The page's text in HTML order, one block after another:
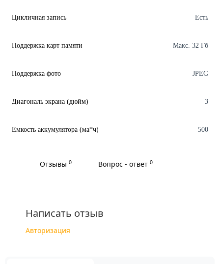
Цикличная запись Есть
Поддержка карт памяти Макс. 32 Гб
Поддержка фото JPEG
Диагональ экрана (дюйм) 3
Емкость аккумулятора (ма*ч) 500
Отзывы 0 Вопрос - ответ 0
Написать отзыв
Авторизация